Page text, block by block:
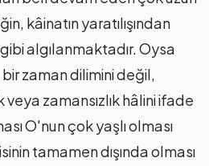
kâinatın yaratılışından
algılanmaktadır. Oysa
zaman dilimini değil,
veya zamansızlık hâlini ifade
O'nun çok yaşlı olması
tamamen dışında olması